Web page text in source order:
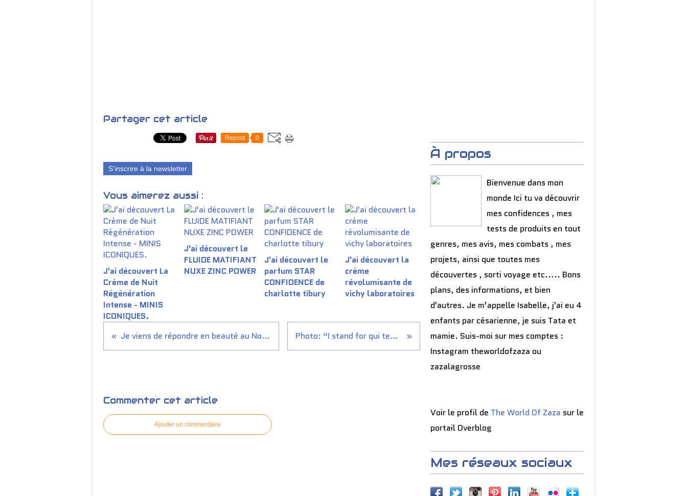
Partager cet article
Repost 0
S'inscrire à la newsletter
Vous aimerez aussi :
J'ai découvert La
Crème de Nuit
Régénération
Intense - MINIS
ICONIQUES.
J'ai découvert le
FLUIDE MATIFIANT
NUXE ZINC POWER
J'ai découvert le
parfum STAR
CONFIDENCE de
charlotte tibury
J'ai découvert la
crème
révolumisante de
vichy laboratoires
Je viens de répondre en beauté au Noci-Quiz THIERRY MUGLER Photo: “I stand for qui tente rien na rien”....
Commenter cet article
Ajouter un commentaire
À propos
Bienvenue dans mon
monde Ici tu va découvrir
mes confidences , mes
tests de produits en tout
genres, mes avis, mes combats , mes
projets, ainsi que toutes mes
découvertes , sorti voyage etc..... Bons
plans, des informations, et bien
d'autres. Je m’appelle Isabelle, j'ai eu 4
enfants par césarienne, je suis Tata et
mamie. Suis-moi sur mes comptes :
Instagram theworldofzaza ou
zazalagrosse
Voir le profil de The World Of Zaza sur le
portail Overblog
Mes réseaux sociaux